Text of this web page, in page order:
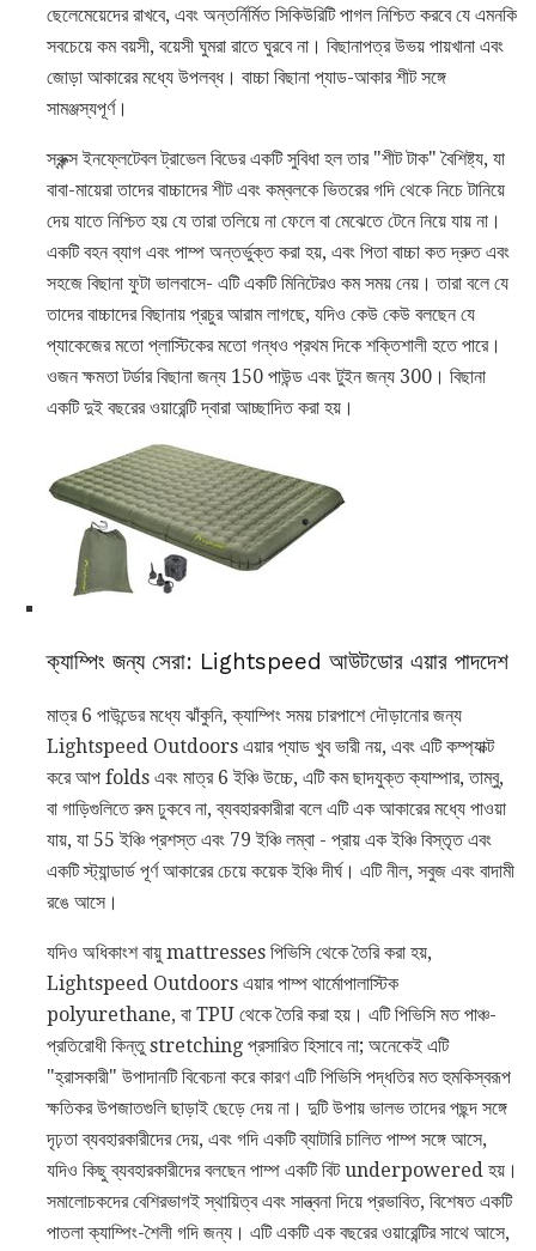
ছেলেমেয়েদের রাখবে, এবং অন্তর্নির্মিত সিকিউরিটি পাগল নিশ্চিত করবে যে এমনকি
সবচেয়ে কম বয়সী, বয়েসী ঘুমরা রাতে ঘুরবে না। বিছানাপত্র উভয় পায়খানা এবং
জোড়া আকারের মধ্যে উপলব্ধ। বাচ্চা বিছানা প্যাড-আকার শীট সঙ্গে
সামঞ্জস্যপূর্ণ।
স্রুন্ক্স ইনফ্লেটেবল ট্রাভেল বিডের একটি সুবিধা হল তার "শীট টাক" বৈশিষ্ট্য, যা
বাবা-মায়েরা তাদের বাচ্চাদের শীট এবং কম্বলকে ভিতরের গদি থেকে নিচে টানিয়ে
দেয় যাতে নিশ্চিত হয় যে তারা তলিয়ে না ফেলে বা মেঝেতে টেনে নিয়ে যায় না।
একটি বহন ব্যাগ এবং পাম্প অন্তর্ভুক্ত করা হয়, এবং পিতা বাচ্চা কত দ্রুত এবং
সহজে বিছানা ফুটা ভালবাসে- এটি একটি মিনিটেরও কম সময় নেয়। তারা বলে যে
তাদের বাচ্চাদের বিছানায় প্রচুর আরাম লাগছে, যদিও কেউ কেউ বলছেন যে
প্যাকেজের মতো প্লাস্টিকের মতো গন্ধও প্রথম দিকে শক্তিশালী হতে পারে।
ওজন ক্ষমতা টর্ডার বিছানা জন্য 150 পাউন্ড এবং টুইন জন্য 300। বিছানা
একটি দুই বছরের ওয়ারেন্টি দ্বারা আচ্ছাদিত করা হয়।
ক্যাম্পিং জন্য সেরা: Lightspeed আউটডোর এয়ার পাদদেশ
মাত্র 6 পাউন্ডের মধ্যে ঝাঁকুনি, ক্যাম্পিং সময় চারপাশে দৌড়ানোর জন্য
Lightspeed Outdoors এয়ার প্যাড খুব ভারী নয়, এবং এটি কম্প্যাক্ট
করে আপ folds এবং মাত্র 6 ইঞ্চি উচ্চে, এটি কম ছাদযুক্ত ক্যাম্পার, তাম্বু,
বা গাড়িগুলিতে রুম ঢুকবে না, ব্যবহারকারীরা বলে এটি এক আকারের মধ্যে পাওয়া
যায়, যা 55 ইঞ্চি প্রশস্ত এবং 79 ইঞ্চি লম্বা - প্রায় এক ইঞ্চি বিস্তৃত এবং
একটি স্ট্যান্ডার্ড পূর্ণ আকারের চেয়ে কয়েক ইঞ্চি দীর্ঘ। এটি নীল, সবুজ এবং বাদামী
রঙে আসে।
যদিও অধিকাংশ বায়ু mattresses পিভিসি থেকে তৈরি করা হয়,
Lightspeed Outdoors এয়ার পাম্প থার্মোপালাস্টিক
polyurethane, বা TPU থেকে তৈরি করা হয়। এটি পিভিসি মত পাঞ্চ-
প্রতিরোধী কিন্তু stretching প্রসারিত হিসাবে না; অনেকেই এটি
"হ্রাসকারী" উপাদানটি বিবেচনা করে কারণ এটি পিভিসি পদ্ধতির মত হুমকিস্বরূপ
ক্ষতিকর উপজাতগুলি ছাড়াই ছেড়ে দেয় না। দুটি উপায় ভালভ তাদের পছন্দ সঙ্গে
দৃঢ়তা ব্যবহারকারীদের দেয়, এবং গদি একটি ব্যাটারি চালিত পাম্প সঙ্গে আসে,
যদিও কিছু ব্যবহারকারীদের বলছেন পাম্প একটি বিট underpowered হয়।
সমালোচকদের বেশিরভাগই স্থায়িত্ব এবং সান্ত্বনা দিয়ে প্রভাবিত, বিশেষত একটি
পাতলা ক্যাম্পিং-শৈলী গদি জন্য। এটি একটি এক বছরের ওয়ারেন্টির সাথে আসে,